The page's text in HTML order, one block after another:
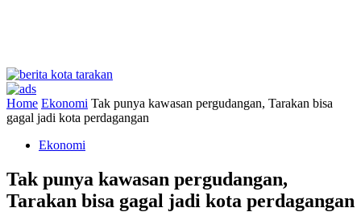
Home Ekonomi Tak punya kawasan pergudangan, Tarakan bisa
gagal jadi kota perdagangan
Ekonomi
Tak punya kawasan pergudangan,
Tarakan bisa gagal jadi kota perdagangan